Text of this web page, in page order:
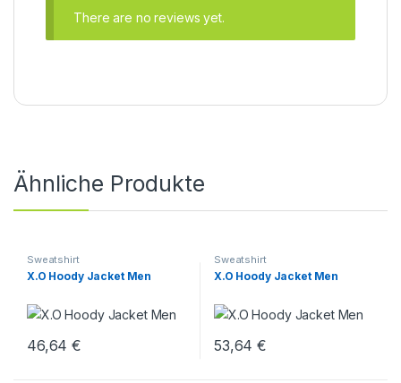
There are no reviews yet.
Ähnliche Produkte
Sweatshirt
X.O Hoody Jacket Men
46,64€
Sweatshirt
X.O Hoody Jacket Men
53,64€